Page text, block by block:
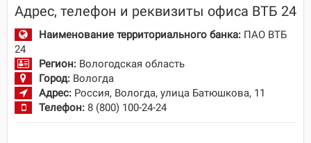
Адрес, телефон и реквизиты офиса ВТБ 24
Наименование территориального банка: ПАО ВТБ
24
Регион: Вологодская область
Город: Вологда
Адрес: Россия, Вологда, улица Батюшкова, 11
Телефон: 8 (800) 100-24-24